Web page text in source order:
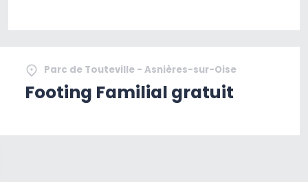
Parc de Touteville - Asnières-sur-Oise
Footing Familial gratuit